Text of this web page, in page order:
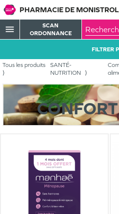
PHARMACIE DE
menu
SCAN
ORDONNANCE
Tous les produits
SANTÉ-
NUTRITION
FILTRER